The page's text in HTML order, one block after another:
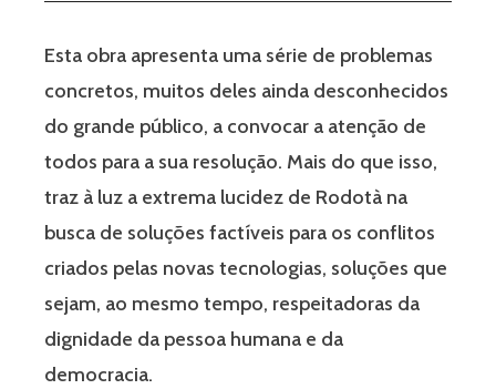
Esta obra apresenta uma série de problemas
concretos, muitos deles ainda desconhecidos
do grande público, a convocar a atenção de
todos para a sua resolução. Mais do que isso,
traz à luz a extrema lucidez de Rodotà na
busca de soluções factíveis para os conflitos
criados pelas novas tecnologias, soluções que
sejam, ao mesmo tempo, respeitadoras da
dignidade da pessoa humana e da
democracia.